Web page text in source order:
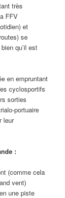
très
FFV
et
se
qu’il est
en empruntant
cyclosportifs
sorties
portuaire
leur
:
(comme cela
vent)
une piste